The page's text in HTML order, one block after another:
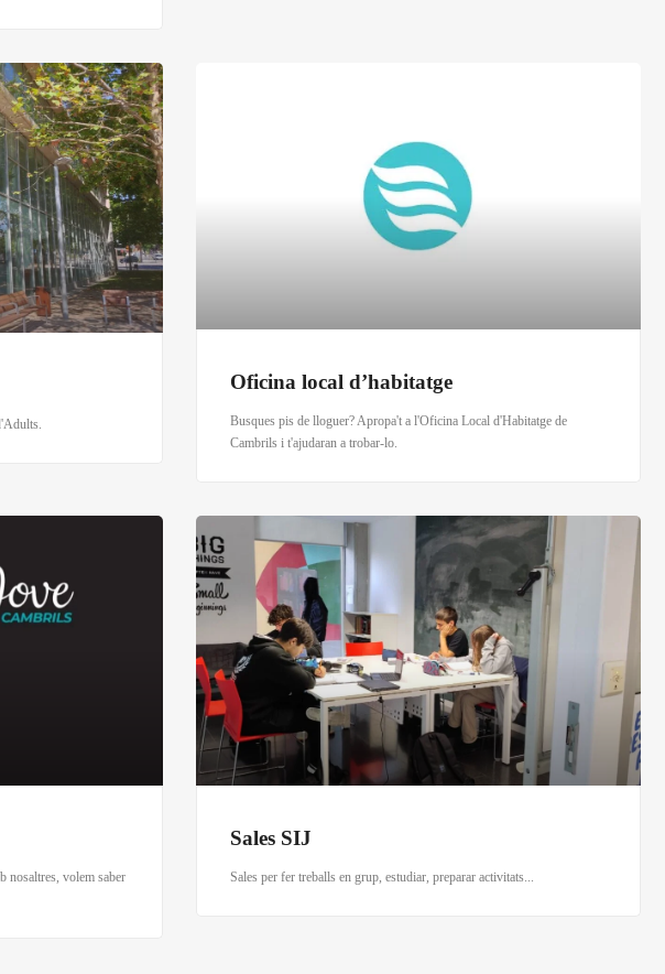
Oficina local d’habitatge
Busques pis de lloguer? Apropa't a l'Oficina Local d'Habitatge de
Cambrils i t'ajudaran a trobar-lo.
nosaltres, volem saber
Sales SIJ
Sales per fer treballs en grup, estudiar, preparar activitats...